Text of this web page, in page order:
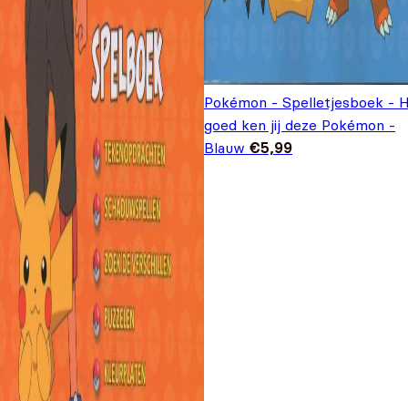
Pokémon - Spelletjesboek -
goed ken jij deze Pokémon -
Blauw €5,99